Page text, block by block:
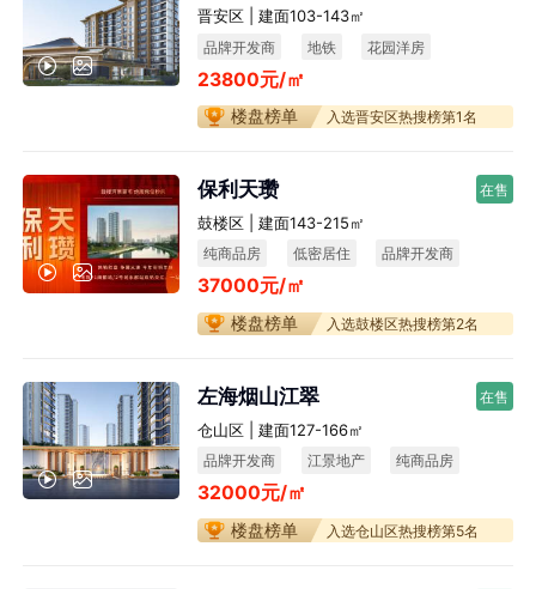
晋安区 | 建面103-143㎡
品牌开发商 地铁 花园洋房
23800元/㎡
楼盘榜单 入选晋安区热搜榜第1名
保利天瓒 在售
鼓楼区 | 建面143-215㎡
纯商品房 低密居住 品牌开发商
37000元/㎡
楼盘榜单 入选鼓楼区热搜榜第2名
左海烟山江翠 在售
仓山区 | 建面127-166㎡
品牌开发商 江景地产
纯商品房
宜居生态
32000元/㎡
楼盘榜单 入选仓山区热搜榜第5名